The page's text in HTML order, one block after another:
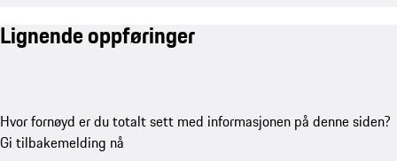
Lignende oppføringer
Hvor fornøyd er du totalt sett med informasjonen på denne siden?
Gi tilbakemelding nå